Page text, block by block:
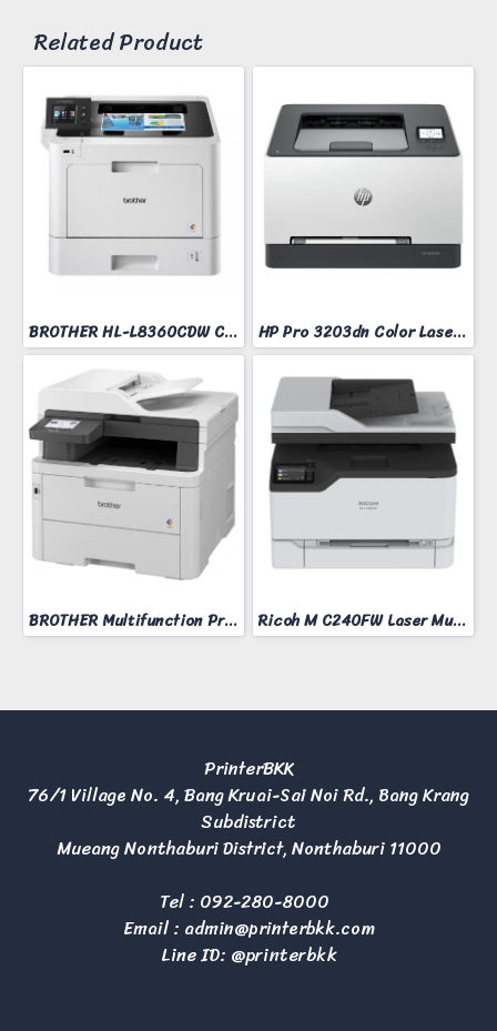
Related Product
BROTHER HL-L8360CDW COLOR LASER PRINTER HP Pro 3203dn Color Laser Printer
BROTHER Multifunction Printer Model MFC-L3760CDW Ricoh M C240FW Laser Multifunction Printer
PrinterBKK
76/1 Village No. 4, Bang Kruai-Sai Noi Rd., Bang Krang
Subdistrict
Mueang Nonthaburi District, Nonthaburi 11000
Tel : 092-280-8000
Email : admin@printerbkk.com
Line ID: @printerbkk